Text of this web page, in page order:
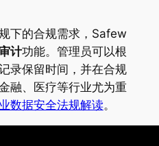
下的合规需求，Safew
计功能。管理员可以根
录保留时间，并在合规
融、医疗等行业尤为重
数据安全法规解读。